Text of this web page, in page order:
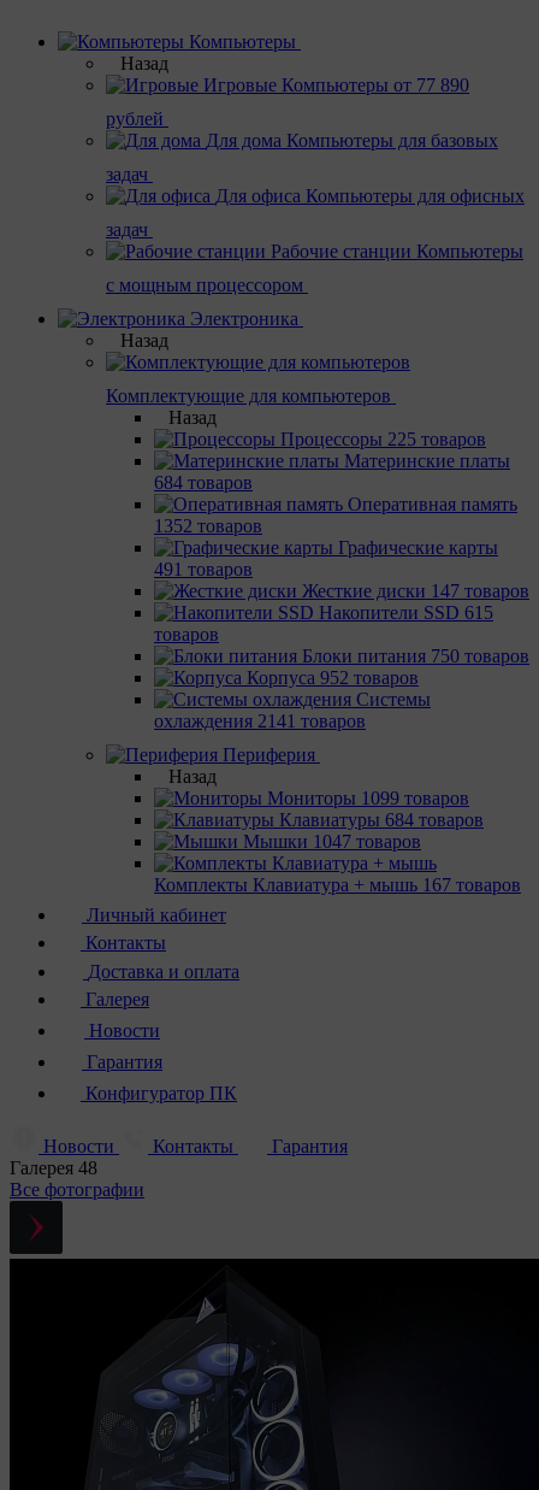
Компьютеры
Назад
Игровые Компьютеры от 77 890
рублей
Для дома Компьютеры для базовых
задач
Для офиса Компьютеры для офисных
задач
Рабочие станции Компьютеры
с мощным процессором
Электроника
Назад
Комплектующие для компьютеров
Назад
Процессоры 225 товаров
Материнcкие платы
684 товаров
Оперативная память
1352 товаров
Графические карты
491 товаров
Жесткие диски 147 товаров
Накопители SSD 615
товаров
Блоки питания 750 товаров
Корпуса 952 товаров
Системы
охлаждения 2141 товаров
Периферия
Назад
Мониторы 1099 товаров
Клавиатуры 684 товаров
Мышки 1047 товаров
Комплекты Клавиатура + мышь 167 товаров
Личный кабинет
Контакты
Доставка и оплата
Галерея
Новости
Гарантия
Конфигуратор ПК
Новости Контакты
Гарантия
Галерея 48
Все фотографии